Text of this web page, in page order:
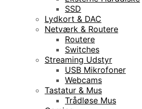
SSD
Lydkort & DAC
Netværk & Routere
Routere
Switches
Streaming Udstyr
USB Mikrofoner
Webcams
Tastatur & Mus
Trådløse Mus